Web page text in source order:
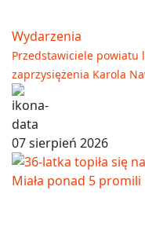
Wydarzenia
Przedstawiciele powiatu
zaprzysiężenia Karola
07 sierpień 2026